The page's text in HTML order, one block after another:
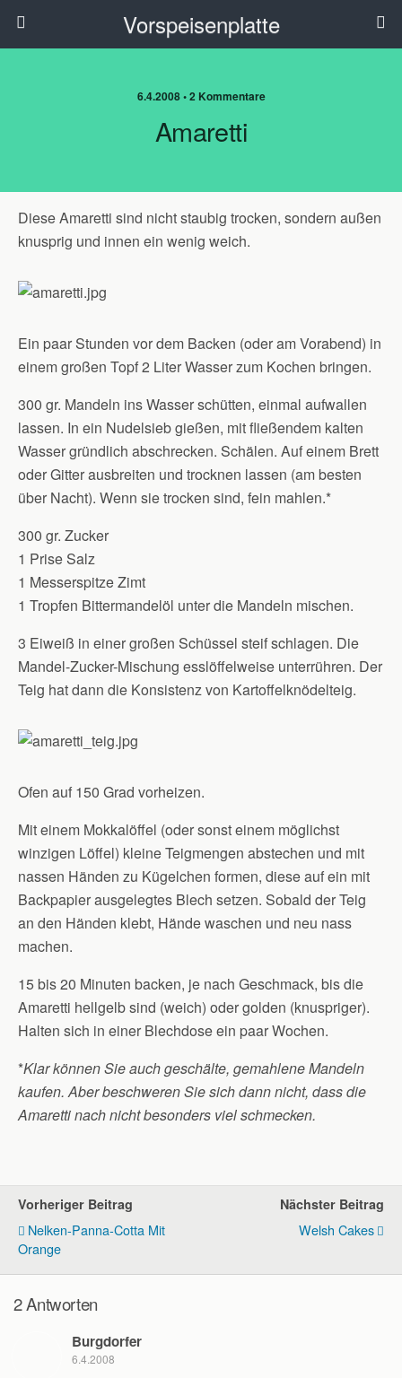
Vorspeisenplatte
6.4.2008 • 2 Kommentare
Amaretti
Diese Amaretti sind nicht staubig trocken, sondern außen
knusprig und innen ein wenig weich.
Ein paar Stunden vor dem Backen (oder am Vorabend) in
einem großen Topf 2 Liter Wasser zum Kochen bringen.
300 gr. Mandeln ins Wasser schütten, einmal aufwallen
lassen. In ein Nudelsieb gießen, mit fließendem kalten
Wasser gründlich abschrecken. Schälen. Auf einem Brett
oder Gitter ausbreiten und trocknen lassen (am besten
über Nacht). Wenn sie trocken sind, fein mahlen.*
300 gr. Zucker
1 Prise Salz
1 Messerspitze Zimt
1 Tropfen Bittermandelöl unter die Mandeln mischen.
3 Eiweiß in einer großen Schüssel steif schlagen. Die
Mandel-Zucker-Mischung esslöffelweise unterrühren. Der
Teig hat dann die Konsistenz von Kartoffelknödelteig.
Ofen auf 150 Grad vorheizen.
Mit einem Mokkalöffel (oder sonst einem möglichst
winzigen Löffel) kleine Teigmengen abstechen und mit
nassen Händen zu Kügelchen formen, diese auf ein mit
Backpapier ausgelegtes Blech setzen. Sobald der Teig
an den Händen klebt, Hände waschen und neu nass
machen.
15 bis 20 Minuten backen, je nach Geschmack, bis die
Amaretti hellgelb sind (weich) oder golden (knuspriger).
Halten sich in einer Blechdose ein paar Wochen.
*Klar können Sie auch geschälte, gemahlene Mandeln
kaufen. Aber beschweren Sie sich dann nicht, dass die
Amaretti nach nicht besonders viel schmecken.
Vorheriger Beitrag
Nelken-Panna-Cotta Mit
Orange
Nächster Beitrag
Welsh Cakes
2 Antworten
Burgdorfer
6.4.2008